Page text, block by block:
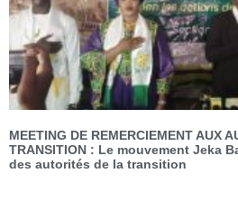
MEETING DE REMERCIEMENT AUX
TRANSITION : Le mouvement Jeka
des autorités de la transition